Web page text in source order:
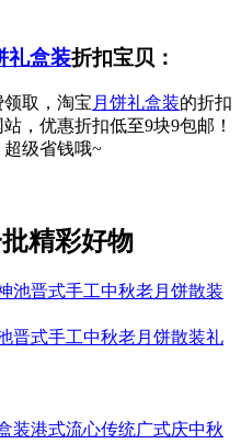
礼盒装折扣宝贝：
取，淘宝月饼礼盒装的折扣
，优惠折扣低至9块9包邮！
级省钱哦~
精彩好物
晋式手工中秋老月饼散装礼